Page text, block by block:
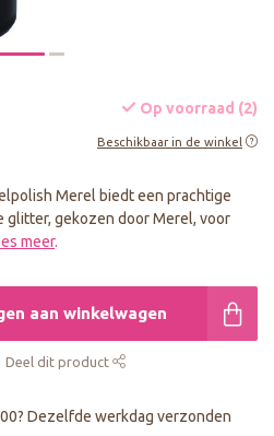
Op voorraad (2)
Beschikbaar in de winkel
Merel biedt een prachtige
gekozen door Merel, voor
meer.
aan winkelwagen
Deel dit product
Dezelfde werkdag verzonden